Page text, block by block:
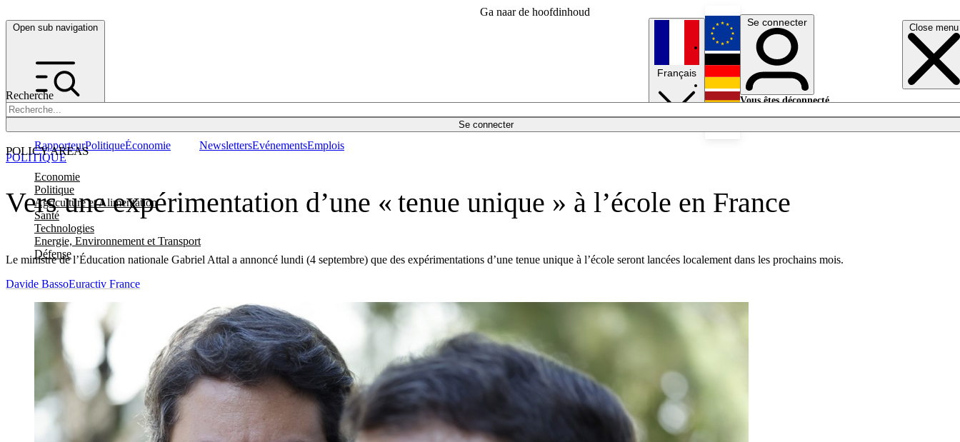
Ga naar de hoofdinhoud
Open sub navigation Close menu
Recherche
Se connecter
POLICY AREAS
Economie
Politique
Agriculture et Alimentation
Santé
Technologies
Energie, Environnement et Transport
Défense
RapporteurPolitiqueÉconomie NewslettersEvénementsEmplois
Français
English
Deutsch
Se connecter
Vous êtes déconnecté.
Vers une expérimentation d’une « tenue unique » à l’école en France
Le ministre de l’Éducation nationale Gabriel Attal a annoncé lundi (4 septembre) que des expérimentations d’une tenue unique à l’école seront lancées localement dans les prochains mois.
POLITIQUE
Davide BassoEuractiv France